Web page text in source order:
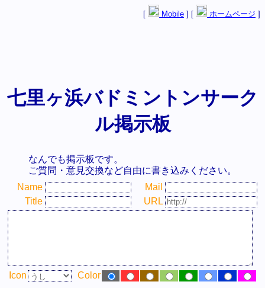
[ Mobile ] [ ホームページ ]
七里ヶ浜バドミントンサーク
ル掲示板
なんでも掲示板です。
ご質問・意見交換など自由に書き込みください。
Name
Mail
Title
URL
Icon
Color